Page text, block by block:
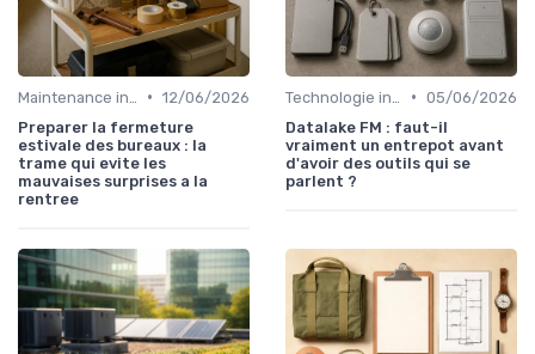
• 12/06/2026
Preparer la fermeture
estivale des bureaux : la
trame qui evite les
mauvaises surprises a la
rentree
• 05/06/2026
Datalake FM : faut-il
vraiment un entrepot avant
d'avoir des outils qui se
parlent ?